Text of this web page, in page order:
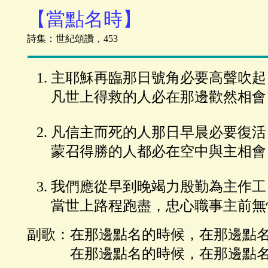
【當點名時】
詩集：世紀頌讚，453
主耶穌再臨那日號角必要高聲吹
凡世上得救的人必在那邊歡然相
凡信主而死的人那日早晨必要復
蒙召得勝的人都必在空中與主相
我們應從早到晚竭力殷勤為主作
當世上路程跑盡，忠心職事主前
副歌：在那邊點名的時候，在那邊點
在那邊點名的時候，在那邊點名